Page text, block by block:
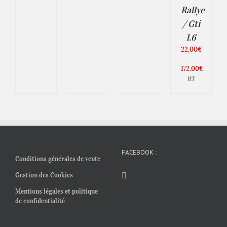
Rallye
/ Gti
1.6
22,00€
–
172,00€
Plage
172,00€
HT
Conditions générales de vente
Gestion des Cookies
Mentions légales et politique
de confidentialité
FACEBOOK :